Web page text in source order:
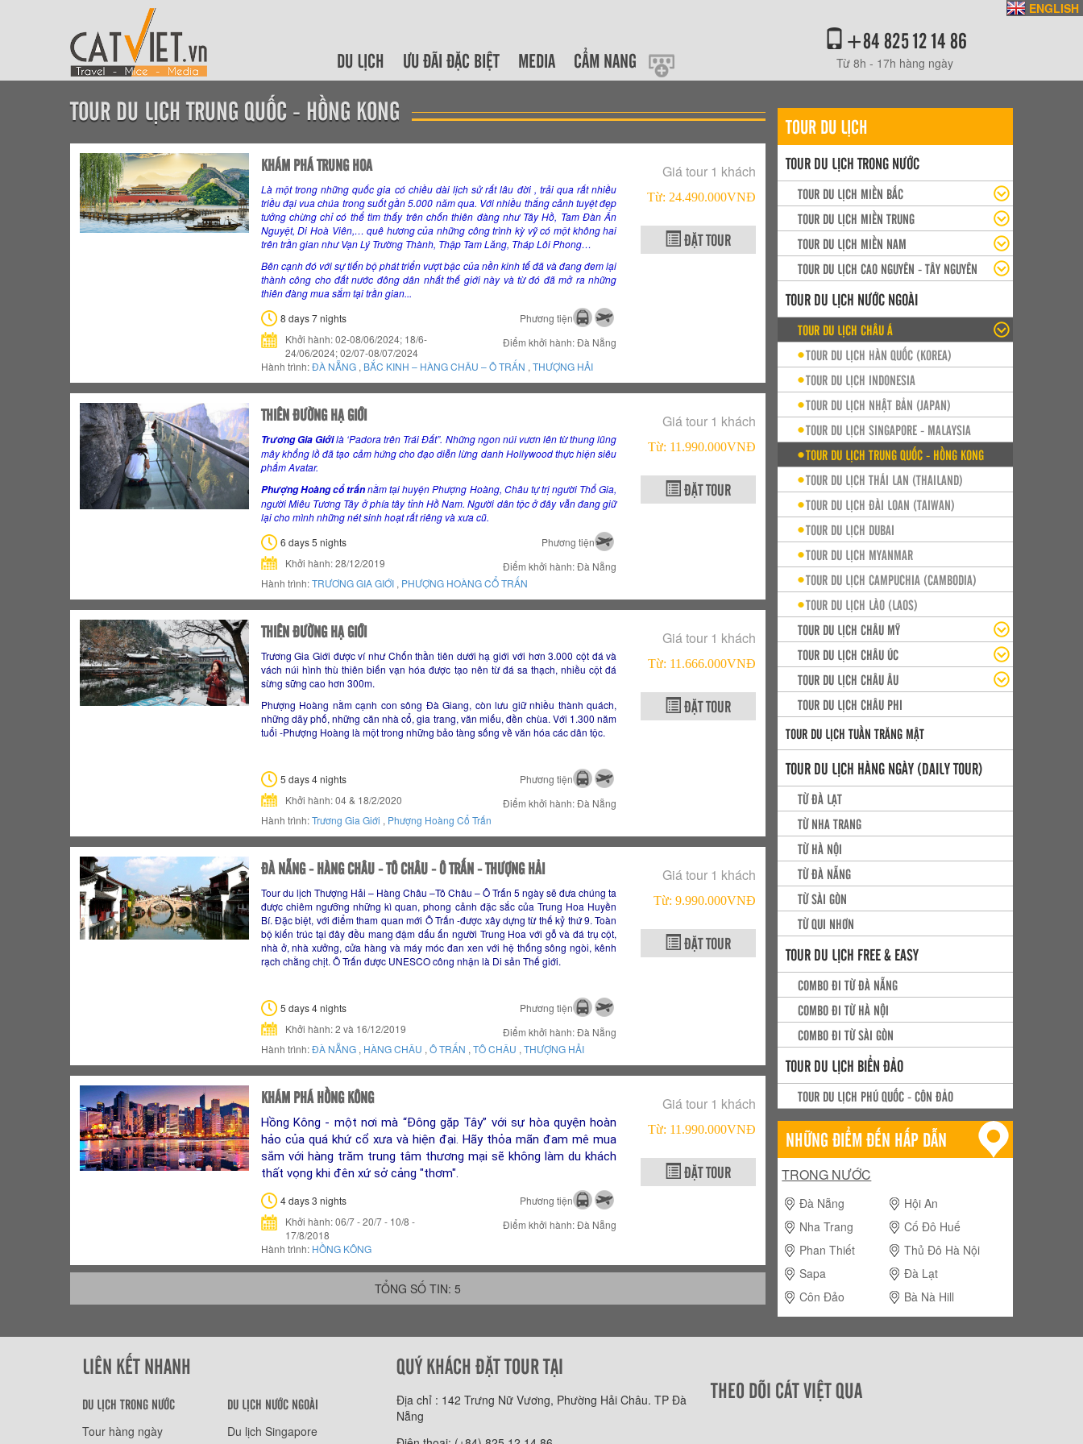
DU LỊCH ƯU ĐÃI ĐẶC BIỆT MEDIA CẨM NANG
+84 825 12 14 86
Từ 8h - 17h hàng ngày
ENGLISH
TOUR DU LỊCH TRUNG QUỐC - HỒNG KONG
KHÁM PHÁ TRUNG HOA
Là một trong những quốc gia có chiều dài lịch sử rất lâu đời , trải qua rất nhiều
triều đại vua chúa trong suốt gần 5.000 năm qua. Với nhiều thắng cảnh tuyệt đẹp
tưởng chừng chỉ có thể tìm thấy trên chốn thiên đàng như Tây Hồ, Tam Đàn Ấn
Nguyệt, Di Hoà Viên,… quê hương của những công trình kỳ vỹ có một không hai
trên trần gian như Vạn Lý Trường Thành, Thập Tam Lăng, Tháp Lôi Phong…
Bên cạnh đó với sự tiến bộ phát triển vượt bậc của nền kinh tế đã và đang đem lại
thành công cho đất nước đông dân nhất thế giới này và từ đó đã mở ra những
thiên đàng mua sắm tại trần gian...
8 days 7 nights
Phương tiện
Khởi hành: 02-08/06/2024; 18/6-
24/06/2024; 02/07-08/07/2024
Điểm khởi hành: Đà Nẵng
Hành trình:ĐÀ NẴNG , BẮC KINH – HÀNG CHÂU – Ô TRẤN , THƯỢNG HẢI
Giá tour 1 khách
Từ: 24.490.000VNÐ
ĐẶT TOUR
THIÊN ĐƯỜNG HẠ GIỚI
Trương Gia Giớilà ‘Padora trên Trái Đất”. Những ngon núi vươn lên từ thung lũng
mây khổng lồ đã tạo cảm hứng cho đạo diễn lừng danh Hollywood thực hiện siêu
phẩm Avatar.
Phượng Hoàngcổ trấnnằm tại huyện Phượng Hoàng, Châu tự trị người Thổ Gia,
người Miêu Tương Tây ở phía tây tỉnh Hồ Nam. Người dân tộc ở đây vẫn đang giữ
lại cho mình những nét sinh hoạt rất riêng và xưa cũ.
6 days 5 nights
Phương tiện
Khởi hành: 28/12/2019
Điểm khởi hành: Đà Nẵng
Hành trình:TRƯƠNG GIA GIỚI , PHƯỢNG HOÀNG CỔ TRẤN
Giá tour 1 khách
Từ: 11.990.000VNÐ
ĐẶT TOUR
THIÊN ĐƯỜNG HẠ GIỚI
Trương Gia Giới được ví như Chốn thần tiên dưới hạ giới với hơn 3.000 cột đá và
vách núi hình thù thiên biến vạn hóa được tạo nên từ đá sa thạch, nhiều cột đá
sừng sững cao hơn 300m.
Phượng Hoàng nằm cạnh con sông Đà Giang, còn lưu giữ nhiều thành quách,
những dãy phố, những căn nhà cổ, gia trang, văn miếu, đền chùa. Với 1.300 năm
tuổi -Phượng Hoàng là một trong những bảo tàng sống về văn hóa các dân tộc.
5 days 4 nights
Phương tiện
Khởi hành: 04 & 18/2/2020
Điểm khởi hành: Đà Nẵng
Hành trình:Trương Gia Giới , Phượng Hoàng Cổ Trấn
Giá tour 1 khách
Từ: 11.666.000VNÐ
ĐẶT TOUR
ĐÀ NẴNG - HÀNG CHÂU - TÔ CHÂU - Ô TRẤN - THƯỢNG HẢI
Tour du lịch Thượng Hải – Hàng Châu –Tô Châu – Ô Trấn 5 ngày sẽ đưa chúng ta
được chiêm ngưỡng những kì quan, phong cảnh đặc sắc của Trung Hoa Huyền
Bí. Đặc biệt, với điểm tham quan mới Ô Trấn -được xây dựng từ thế kỷ thứ 9. Toàn
bộ kiến trúc tại đây đều mang đậm dấu ấn người Trung Hoa với gỗ và đá trụ cột,
nhà ở, nhà xưởng, cửa hàng và máy móc đan xen với hệ thống sông ngòi, kênh
rạch chằng chịt. Ô Trấn được UNESCO công nhận là Di sản Thế giới.
5 days 4 nights
Phương tiện
Khởi hành: 2 và 16/12/2019
Điểm khởi hành: Đà Nẵng
Hành trình:ĐÀ NẴNG , HÀNG CHÂU , Ô TRẤN , TÔ CHÂU , THƯỢNG HẢI
Giá tour 1 khách
Từ: 9.990.000VNÐ
ĐẶT TOUR
KHÁM PHÁ HỒNG KÔNG
Hồng Kông - một nơi mà “Đông gặp Tây” với sự hòa quyện hoàn
hảo của quá khứ cổ xưa và hiện đại. Hãy thỏa mãn đam mê mua
sắm với hàng trăm trung tâm thương mại sẽ không làm du khách
thất vọng khi đên xứ sở cảng "thơm".
4 days 3 nights
Phương tiện
Khởi hành: 06/7 - 20/7 - 10/8 -
17/8/2018
Điểm khởi hành: Đà Nẵng
Hành trình: HỒNG KÔNG
Giá tour 1 khách
Từ: 11.990.000VNÐ
ĐẶT TOUR
TỔNG SỐ TIN: 5
TOUR DU LỊCH
TOUR DU LỊCH TRONG NƯỚC
TOUR DU LỊCH MIỀN BẮC
TOUR DU LỊCH MIỀN TRUNG
TOUR DU LỊCH MIỀN NAM
TOUR DU LỊCH CAO NGUYÊN - TÂY NGUYÊN
TOUR DU LỊCH NƯỚC NGOÀI
TOUR DU LỊCH CHÂU Á
TOUR DU LỊCH HÀN QUỐC (KOREA)
TOUR DU LỊCH INDONESIA
TOUR DU LỊCH NHẬT BẢN (JAPAN)
TOUR DU LỊCH SINGAPORE - MALAYSIA
TOUR DU LỊCH TRUNG QUỐC - HỒNG KONG
TOUR DU LỊCH THÁI LAN (THAILAND)
TOUR DU LỊCH ĐÀI LOAN (TAIWAN)
TOUR DU LỊCH DUBAI
TOUR DU LỊCH MYANMAR
TOUR DU LỊCH CAMPUCHIA (CAMBODIA)
TOUR DU LỊCH LÀO (LAOS)
TOUR DU LỊCH CHÂU MỸ
TOUR DU LỊCH CHÂU ÚC
TOUR DU LỊCH CHÂU ÂU
TOUR DU LỊCH CHÂU PHI
TOUR DU LỊCH TUẦN TRĂNG MẬT
TOUR DU LỊCH HÀNG NGÀY (DAILY TOUR)
TỪ ĐÀ LẠT
TỪ NHA TRANG
TỪ HÀ NỘI
TỪ ĐÀ NẴNG
TỪ SÀI GÒN
TỪ QUI NHƠN
TOUR DU LỊCH FREE & EASY
COMBO ĐI TỪ ĐÀ NẴNG
COMBO ĐI TỪ HÀ NỘI
COMBO ĐI TỪ SÀI GÒN
TOUR DU LỊCH BIỂN ĐẢO
TOUR DU LỊCH PHÚ QUỐC - CÔN ĐẢO
NHỮNG ĐIỂM ĐẾN HẤP DẪN
TRONG NƯỚC
Đà Nẵng
Hội An
Nha Trang
Cố Đô Huế
Phan Thiết
Thủ Đô Hà Nội
Sapa
Đà Lạt
Côn Đảo
Bà Nà Hill
LIÊN KẾT NHANH
DU LỊCH TRONG NƯỚC
Tour hàng ngày
DU LỊCH NƯỚC NGOÀI
Du lịch Singapore
QUÝ KHÁCH ĐẶT TOUR TẠI
Địa chỉ : 142 Trưng Nữ Vương, Phường Hải Châu. TP Đà
Nẵng
THEO DÕI CÁT VIỆT QUA